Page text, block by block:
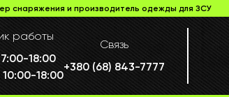
снаряжения и производитель одежды для ЗСУ
работы
7:00-18:00
10:00-18:00
Связь
+380 (68) 843-7777